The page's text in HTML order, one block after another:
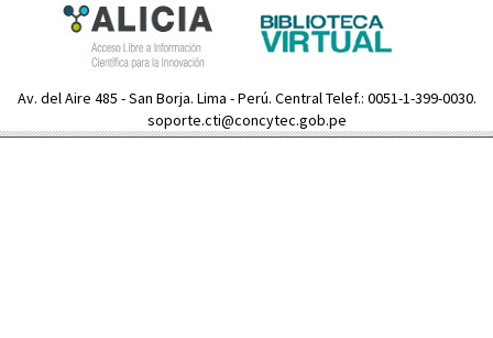
Av. del Aire 485 - San Borja. Lima - Perú. Central Telef.: 0051-1-399-0030.
soporte.cti@concytec.gob.pe